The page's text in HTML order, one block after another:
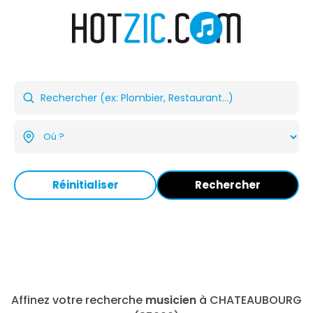
Réinitialiser Rechercher
Affinez votre recherche musicien à CHATEAUBOURG